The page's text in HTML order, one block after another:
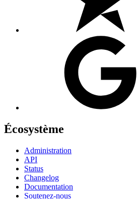
Écosystème
Administration
API
Status
Changelog
Documentation
Soutenez-nous